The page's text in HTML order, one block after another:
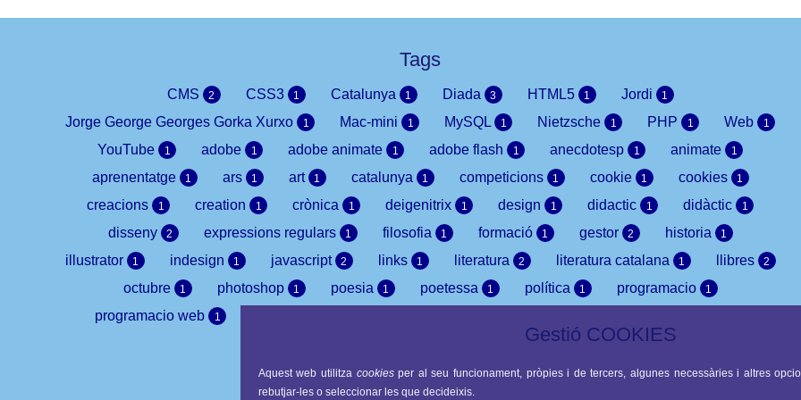
Tags
CMS 2 CSS3 1 Catalunya 1 Diada 3 HTML5 1 Jordi 1
Jorge George Georges Gorka Xurxo 1 Mac-mini 1 MySQL 1 Nietzsche 1 PHP 1 Web 1
YouTube 1 adobe 1 adobe animate 1 adobe flash 1 anecdotesp 1 animate 1
aprenentatge 1 ars 1 art 1 catalunya 1 competicions 1 cookie 1 cookies 1
creacions 1 creation 1 crònica 1 deigenitrix 1 design 1 didactic 1 didàctic 1
disseny 2 expressions regulars 1 filosofia 1 formació 1 gestor 2 historia 1
illustrator 1 indesign 1 javascript 2 links 1 literatura 2 literatura catalana 1 llibres 2
octubre 1 photoshop 1 poesia 1 poetessa 1 política 1 programacio 1
programacio web 1
Gestió COOKIES
Aquest web utilitza cookiesper al seu funcionament, pròpies i de tercers, algunes necessàries i altres
rebutjar-les o seleccionar les que decideixis.